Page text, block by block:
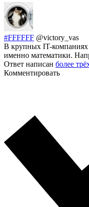
#FFFFFF @victory_vas
В крупных IT-компаниях
именно математики.
Ответ написан более
Комментировать